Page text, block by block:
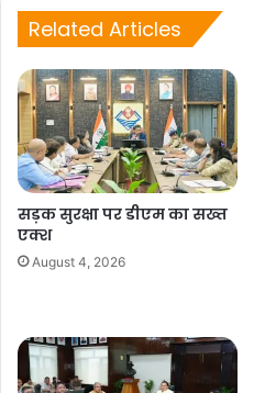
e
b
o
o
k
s
A
p
p
l
n
k
Related Articles
सड़क सुरक्षा पर डीएम का सख्त
एक्श
August 4, 2026